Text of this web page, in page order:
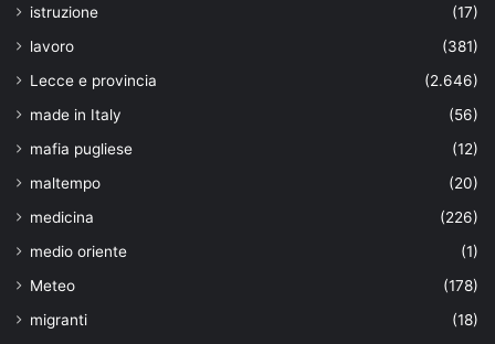
istruzione
(17)
lavoro
(381)
Lecce e provincia
(2.646)
made in Italy
(56)
mafia pugliese
(12)
maltempo
(20)
medicina
(226)
medio oriente
(1)
Meteo
(178)
migranti
(18)